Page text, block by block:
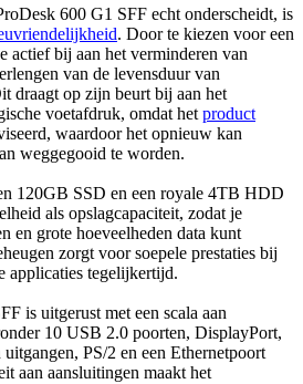
600 G1 SFF echt onderscheidt, is
. Door te kiezen voor een
actief bij aan het verminderen van
van de levensduur van
draagt op zijn beurt bij aan het
voetafdruk, omdat het product
waardoor het opnieuw kan
weggegooid te worden.
120GB SSD en een royale 4TB HDD
als opslagcapaciteit, zodat je
en grote hoeveelheden data kunt
zorgt voor soepele prestaties bij
applicaties tegelijkertijd.
is uitgerust met een scala aan
10 USB 2.0 poorten, DisplayPort,
PS/2 en een Ethernetpoort
aan aansluitingen maakt het